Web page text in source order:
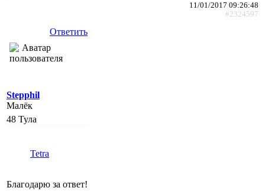
11/01/2017 09:26:48
#2324597
Ответить
Stepphil
Малёк
48 Тула
Tetra
Благодарю за ответ!